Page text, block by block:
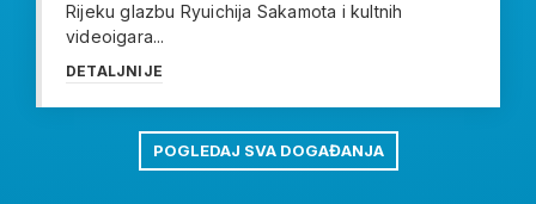
Rijeku glazbu Ryuichija Sakamota i kultnih
videoigara...
DETALJNIJE
POGLEDAJ SVA DOGAĐANJA